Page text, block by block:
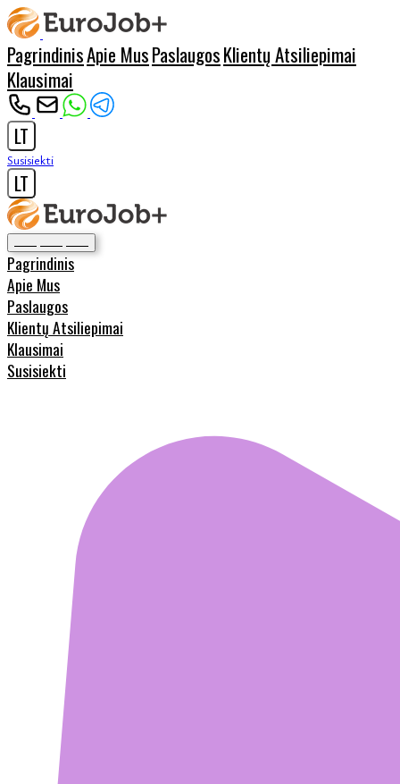
PagrindinisApie MusPaslaugosKlientų Atsiliepimai
Klausimai
LT
Susisiekti
LT
Pagrindinis
Apie Mus
Paslaugos
Klientų Atsiliepimai
Klausimai
Susisiekti